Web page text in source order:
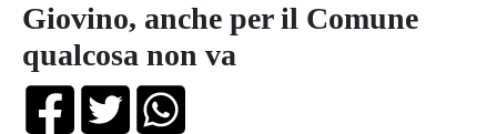
Giovino, anche per il Comune
qualcosa non va